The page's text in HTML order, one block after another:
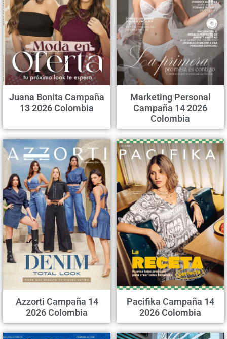
Juana Bonita Campaña
13 2026 Colombia
Marketing Personal
Campaña 14 2026
Colombia
Azzorti Campaña 14
2026 Colombia
Pacifika Campaña 14
2026 Colombia